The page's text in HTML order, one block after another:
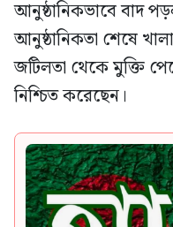
আনুষ্ঠানিকভাবে বাদ
আনুষ্ঠানিকতা শেষে
জটিলতা থেকে মুক্তি
নিশ্চিত করেছেন।